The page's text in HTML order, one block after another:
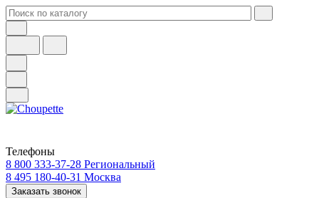
Телефоны
8 800 333-37-28 Региональный
8 495 180-40-31 Москва
Заказать звонок